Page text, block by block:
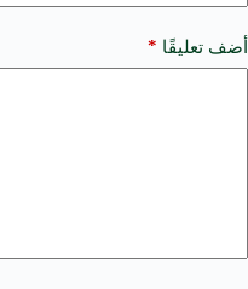
أضف تعليقًا *